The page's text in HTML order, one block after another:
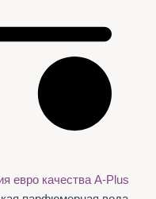
евро качества A-Plus